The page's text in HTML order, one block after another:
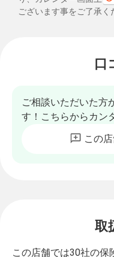
ございます事をご了承く
口
ご相談いただいた方
す！こちらからカン
この
取
この店舗では30社の保